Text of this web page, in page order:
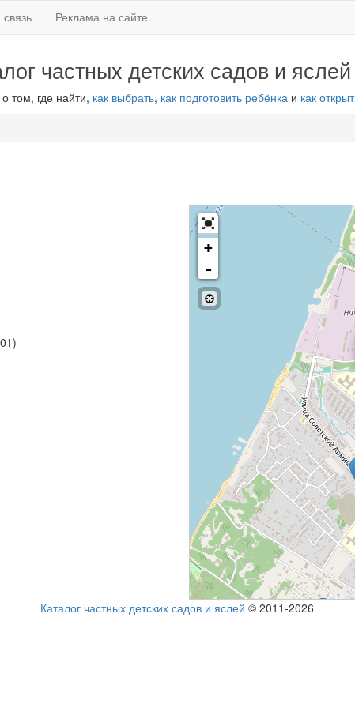
Реклама на сайте
частных детских садов и яслей
том, где найти, как выбрать, как подготовить ребёнкаи как
+
-
Каталог частных детских садов и яслей © 2011-2026